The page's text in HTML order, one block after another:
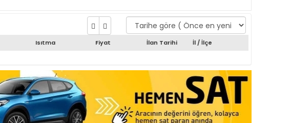
Isıtma Fiyat İlan Tarihi İl / İlçe